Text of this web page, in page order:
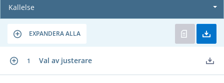
Kallelse
EXPANDERA ALLA
1 Val av justerare